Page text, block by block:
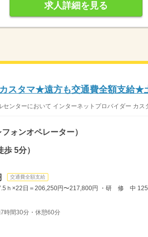
求人詳細を見る
スタマ★遠方も交通費全額支給★
ンターにおいて インターネットプロバイダー カス
ォンオペレーター）
5分）
交通費全額支給
ｈ×22日＝206,250円〜217,800円 ・研 修 中
間30分・休憩60分